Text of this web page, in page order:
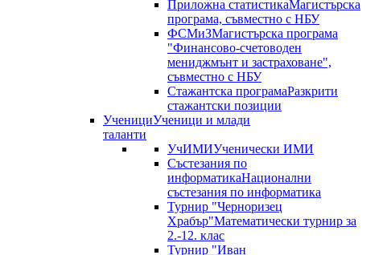
Приложна статистикаМагистърска
програма, съвместно с НБУ
ФСМиЗМагистърска програма
"Финансово-счетоводен
мениджмънт и застраховане",
съвместно с НБУ
Стажантска програмаРазкрити
стажантски позиции
УченициУченици и млади
таланти
УчИМИУченически ИМИ
Състезания по
информатикаНационални
състезания по информатика
Турнир "Черноризец
Храбър"Математически турнир за
2.-12. клас
Турнир "Иван